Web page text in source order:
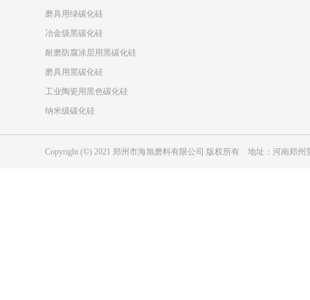
磨具用绿碳化硅
冶金级黑碳化硅
耐磨防腐涂层用黑碳化硅
磨具用黑碳化硅
工业陶瓷用黑色碳化硅
纳米级碳化硅
Copyright (©) 2021 郑州市海旭磨料有限公司 版权所有 地址：河南郑